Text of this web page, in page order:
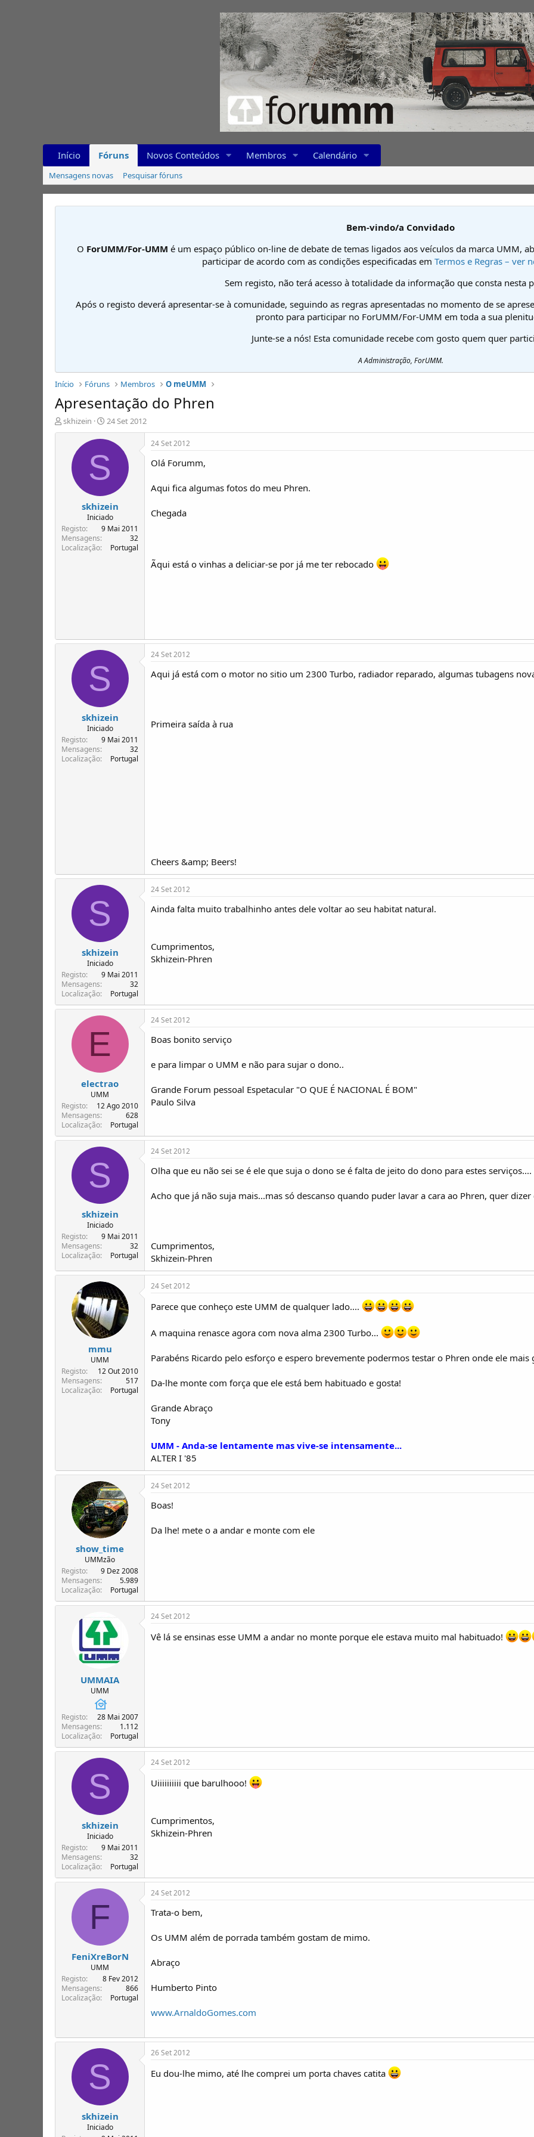
Início Fóruns Novos Conteúdos Membros Calendário
Mensagens novas Pesquisar fóruns
Bem-vindo/a Convidado
O ForUMM/For-UMM é um espaço público on-line de debate de temas ligados aos veículos da marca UMM,
participar de acordo com as condições especificadas em Termos e Regras – ver
Sem registo, não terá acesso à totalidade da informação que consta nesta
Após o registo deverá apresentar-se à comunidade, seguindo as regras apresentadas no momento de se
pronto para participar no ForUMM/For-UMM em toda a sua
Junte-se a nós! Esta comunidade recebe com gosto quem quer
A Administração, ForUMM.
Início Fóruns Membros O meUMM
Apresentação do Phren
I
n
e
T
ó
skhizein
D
a
t
d
e
n
í
c
24 Set 2012
S
skhizein
Iniciado
Registo
9 Mai 2011
Mensagens
32
Localização
Portugal
24 Set 2012
Olá Forumm,
Aqui fica algumas fotos do meu Phren.
Chegada
Ãqui está o vinhas a deliciar-se por já me ter rebocado
S
skhizein
Iniciado
Registo
9 Mai 2011
Mensagens
32
Localização
Portugal
24 Set 2012
Aqui já está com o motor no sitio um 2300 Turbo, radiador reparado, algumas tubagens
Primeira saída à rua
Cheers &amp; Beers!
S
skhizein
Iniciado
Registo
9 Mai 2011
Mensagens
32
Localização
Portugal
24 Set 2012
Ainda falta muito trabalhinho antes dele voltar ao seu habitat natural.
Cumprimentos,
Skhizein-Phren
E
electrao
UMM
Registo
12 Ago 2010
Mensagens
628
Localização
Portugal
24 Set 2012
Boas bonito serviço
e para limpar o UMM e não para sujar o dono..
Grande Forum pessoal Espetacular "O QUE É NACIONAL É BOM"
Paulo Silva
S
skhizein
Iniciado
Registo
9 Mai 2011
Mensagens
32
Localização
Portugal
24 Set 2012
Olha que eu não sei se é ele que suja o dono se é falta de jeito do dono para estes serviços....
Acho que já não suja mais...mas só descanso quando puder lavar a cara ao Phren, quer
Cumprimentos,
Skhizein-Phren
mmu
UMM
Registo
12 Out 2010
Mensagens
517
Localização
Portugal
24 Set 2012
Parece que conheço este UMM de qualquer lado....
A maquina renasce agora com nova alma 2300 Turbo...
Parabéns Ricardo pelo esforço e espero brevemente podermos testar o Phren onde ele mais
Da-lhe monte com força que ele está bem habituado e gosta!
Grande Abraço
Tony
UMM - Anda-se lentamente mas vive-se intensamente...
ALTER I '85
show_time
UMMzão
Registo
9 Dez 2008
Mensagens
5.989
Localização
Portugal
24 Set 2012
Boas!
Da lhe! mete o a andar e monte com ele
UMMAIA
UMM
Registo
28 Mai 2007
Mensagens
1.112
Localização
Portugal
24 Set 2012
Vê lá se ensinas esse UMM a andar no monte porque ele estava muito mal habituado!
S
skhizein
Iniciado
Registo
9 Mai 2011
Mensagens
32
Localização
Portugal
24 Set 2012
Uiiiiiiiiii que barulhooo!
Cumprimentos,
Skhizein-Phren
F
FeniXreBorN
UMM
Registo
8 Fev 2012
Mensagens
866
Localização
Portugal
24 Set 2012
Trata-o bem,
Os UMM além de porrada também gostam de mimo.
Abraço
Humberto Pinto
www.ArnaldoGomes.com
S
skhizein
Iniciado
26 Set 2012
Eu dou-lhe mimo, até lhe comprei um porta chaves catita